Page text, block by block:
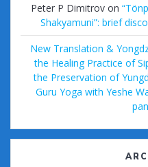
Peter P Dimitrovon
Shakyamuni”: brief
New Translation &
the Healing Practice of
the Preservation of
Guru Yoga with Yeshe